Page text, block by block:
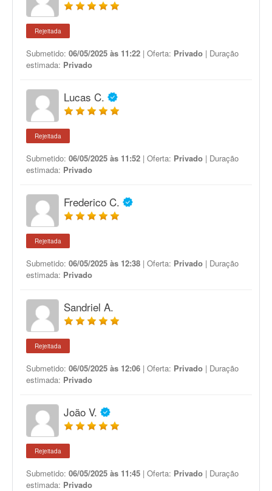
Rejeitada
Submetido: 06/05/2025 às 11:22 | Oferta: Privado | Duração
estimada: Privado
Lucas C.
Rejeitada
Submetido: 06/05/2025 às 11:52 | Oferta: Privado | Duração
estimada: Privado
Frederico C.
Rejeitada
Submetido: 06/05/2025 às 12:38 | Oferta: Privado | Duração
estimada: Privado
Sandriel A.
Rejeitada
Submetido: 06/05/2025 às 12:06 | Oferta: Privado | Duração
estimada: Privado
João V.
Rejeitada
Submetido: 06/05/2025 às 11:45 | Oferta: Privado | Duração
estimada: Privado